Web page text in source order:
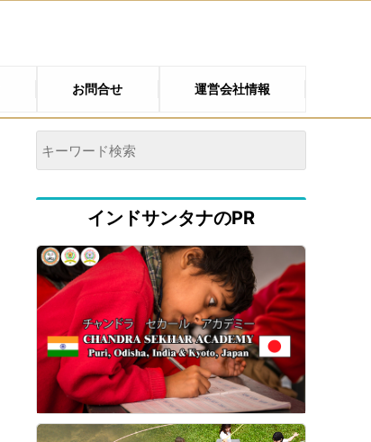
お問合せ 運営会社情報
インドサンタナのPR